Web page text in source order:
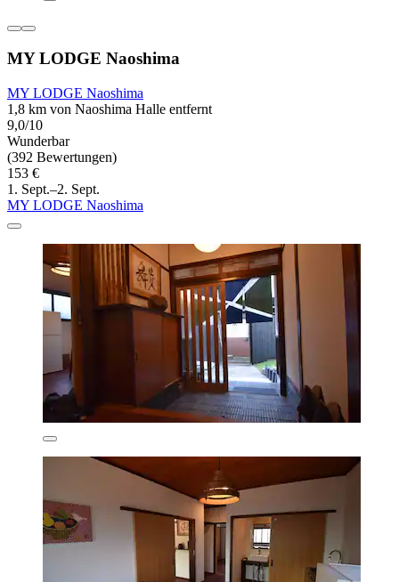
MY LODGE Naoshima
MY LODGE Naoshima
1,8 km von Naoshima Halle entfernt
9,0/10
Wunderbar
(392 Bewertungen)
153 €
1. Sept.–2. Sept.
MY LODGE Naoshima